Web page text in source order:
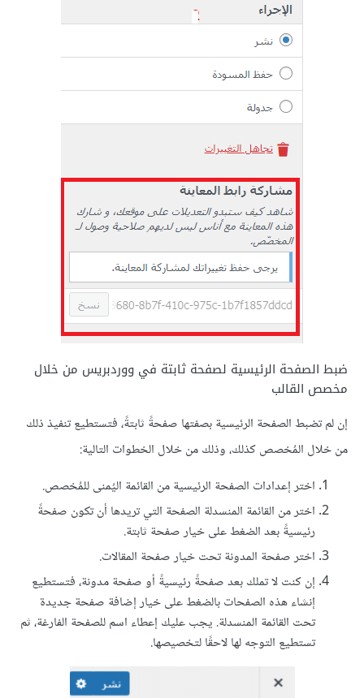
ضبط الصفحة الرئيسية لصفحة ثابتة في ووردبريس من خلال
مخصص القالب
إن لم تضبط الصفحة الرئيسية بصفتها صفحةً ثابتةً، فتستطيع تنفيذ ذلك
من خلال المُخصص كذلك، وذلك من خلال الخطوات التالية:
اختر إعدادات الصفحة الرئيسية من القائمة اليُمنى للمُخصص.
اختر من القائمة المنسدلة الصفحة التي تريدها أن تكون صفحةً
رئيسيةً بعد الضغط على خيار صفحة ثابتة.
اختر صفحة المدونة تحت خيار صفحة المقالات.
إن كنت لا تملك بعد صفحةً رئيسيةً أو صفحة مدونة، فتستطيع
إنشاء هذه الصفحات بالضغط على خيار إضافة صفحة جديدة
تحت القائمة المنسدلة. يجب عليك إعطاء اسم للصفحة الفارغة، ثم
تستطيع التوجه لها لاحقًا لتخصيصها.